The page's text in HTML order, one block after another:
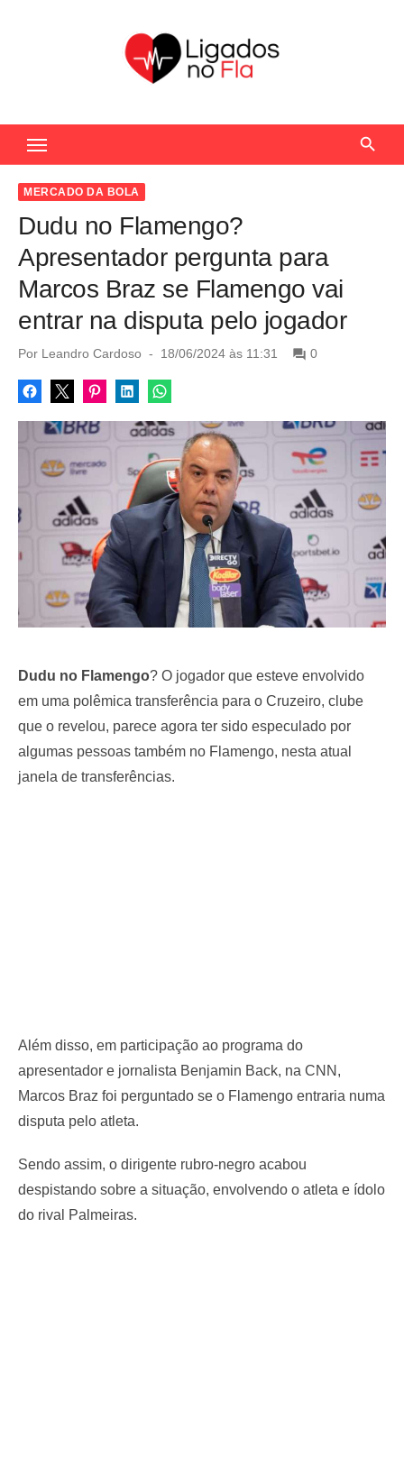
c
MERCADO DA BOLA
Dudu no Flamengo?
Apresentador pergunta para
Marcos Braz se Flamengo vai
entrar na disputa pelo jogador
Por Leandro Cardoso
P
s
t
d
n
18/06/2024 às 11:31 0
Dudu no Flamengo? O jogador que esteve envolvido
em uma polêmica transferência para o Cruzeiro, clube
que o revelou, parece agora ter sido especulado por
algumas pessoas também no Flamengo, nesta atual
janela de transferências.
Além disso, em participação ao programa do
apresentador e jornalista Benjamin Back, na CNN,
Marcos Braz foi perguntado se o Flamengo entraria numa
disputa pelo atleta.
Sendo assim, o dirigente rubro-negro acabou
despistando sobre a situação, envolvendo o atleta e ídolo
do rival Palmeiras.